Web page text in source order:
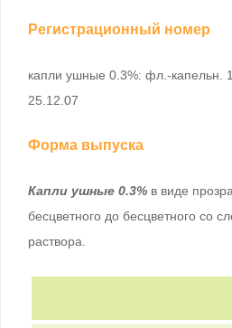
Регистрационный номер
капли ушные 0.3%: фл.-капельн.
25.12.07
Форма выпуска
Капли ушные 0.3% в виде
бесцветного до бесцветного со
раствора.